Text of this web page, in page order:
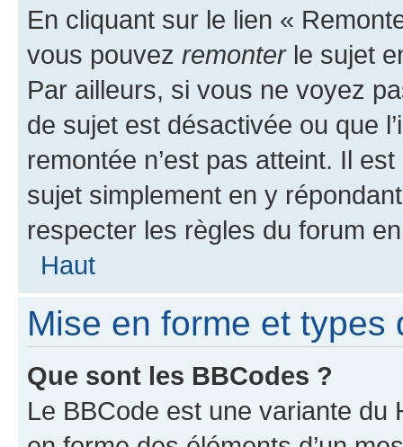
En cliquant sur le lien «
vous pouvez remonterle sujet
Par ailleurs, si vous ne voyez
de sujet est désactivée ou que
remontée n’est pas atteint. Il
sujet simplement en y
respecter les règles du forum
Haut
Mise en forme et types
Que sont les BBCodes ?
Le BBCode est une variante du